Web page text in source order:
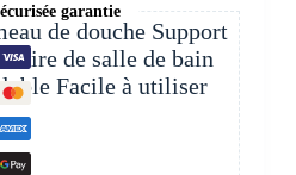
garantie
de douche Support
de salle de bain
Facile à utiliser